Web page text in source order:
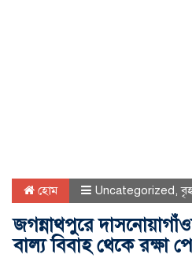
হোম Uncategorized,
জগন্নাথপুরে
বাল্য বিবাহ থেকে রক্ষা